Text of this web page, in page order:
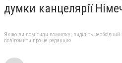
думки канцелярії
Якщо ви помітили помилку, виділіть необхідний
повідомити про це редакцію